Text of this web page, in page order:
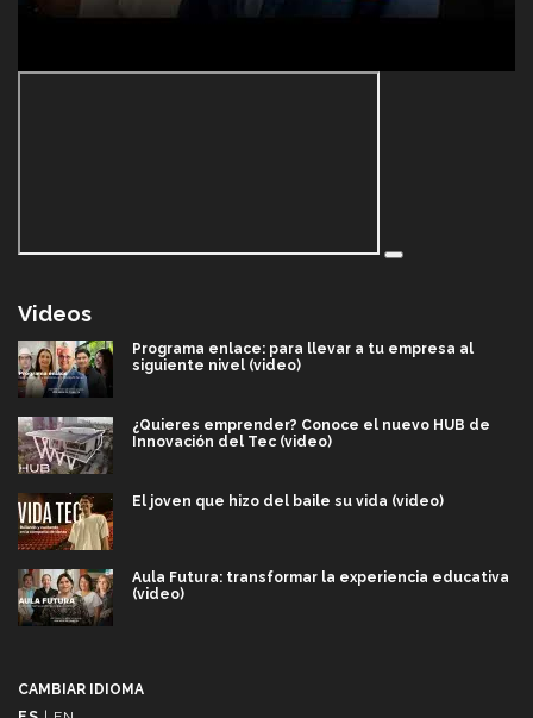
Videos
Programa enlace: para llevar a tu empresa al
siguiente nivel (video)
¿Quieres emprender? Conoce el nuevo HUB de
Innovación del Tec (video)
El joven que hizo del baile su vida (video)
Aula Futura: transformar la experiencia educativa
(video)
CAMBIAR IDIOMA